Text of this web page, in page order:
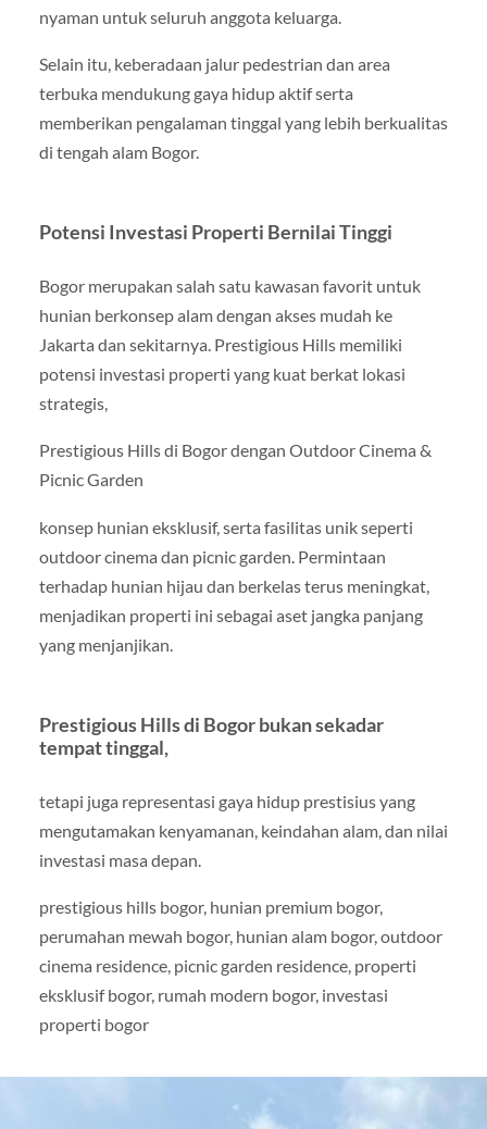
nyaman untuk seluruh anggota keluarga.
Selain itu, keberadaan jalur pedestrian dan area
terbuka mendukung gaya hidup aktif serta
memberikan pengalaman tinggal yang lebih berkualitas
di tengah alam Bogor.
Potensi Investasi Properti Bernilai Tinggi
Bogor merupakan salah satu kawasan favorit untuk
hunian berkonsep alam dengan akses mudah ke
Jakarta dan sekitarnya. Prestigious Hills memiliki
potensi investasi properti yang kuat berkat lokasi
strategis,
Prestigious Hills di Bogor dengan Outdoor Cinema &
Picnic Garden
konsep hunian eksklusif, serta fasilitas unik seperti
outdoor cinema dan picnic garden. Permintaan
terhadap hunian hijau dan berkelas terus meningkat,
menjadikan properti ini sebagai aset jangka panjang
yang menjanjikan.
Prestigious Hills di Bogor bukan sekadar
tempat tinggal,
tetapi juga representasi gaya hidup prestisius yang
mengutamakan kenyamanan, keindahan alam, dan nilai
investasi masa depan.
prestigious hills bogor, hunian premium bogor,
perumahan mewah bogor, hunian alam bogor, outdoor
cinema residence, picnic garden residence, properti
eksklusif bogor, rumah modern bogor, investasi
properti bogor